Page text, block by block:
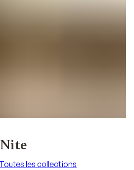
Toutes les collections